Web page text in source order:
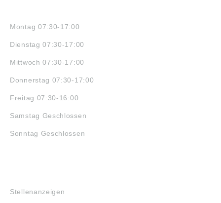
Montag 07:30-17:00
Dienstag 07:30-17:00
Mittwoch 07:30-17:00
Donnerstag 07:30-17:00
Freitag 07:30-16:00
Samstag Geschlossen
Sonntag Geschlossen
Stellenanzeigen